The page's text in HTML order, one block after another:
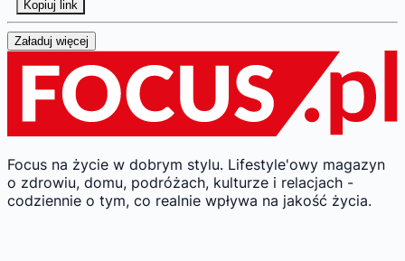
Kopiuj link
Załaduj więcej
Focus na życie w dobrym stylu. Lifestyle'owy magazyn
o zdrowiu, domu, podróżach, kulturze i relacjach -
codziennie o tym, co realnie wpływa na jakość życia.